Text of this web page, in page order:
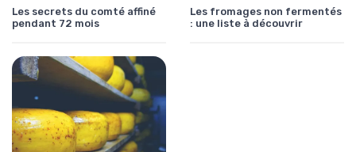
Les secrets du comté affiné
pendant 72 mois
Les fromages non fermentés
: une liste à découvrir